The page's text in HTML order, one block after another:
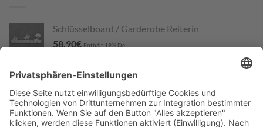
Schlüsselboard / Garderobe Reiterin
58,90€ Enthält 19% De
Laubbaumpaar
19,50 € Enthält 19% De
zzgl.Versand
Gartenstecker Rauhaar Teckel